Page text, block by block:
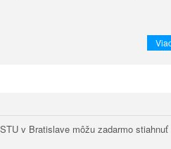
v Bratislave môžu zadarmo stiahnuť